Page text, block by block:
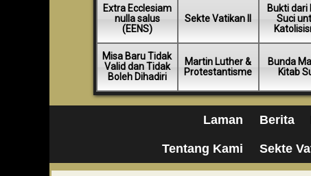
Extra Ecclesiam
nulla salus
(EENS)
Sekte Vatikan II
Bukti dari
Suci
Misa Baru Tidak
Valid dan Tidak
Boleh Dihadiri
Martin Luther &
Protestantisme
Bunda
Kitab
Laman Berita
Tentang Kami Sekte